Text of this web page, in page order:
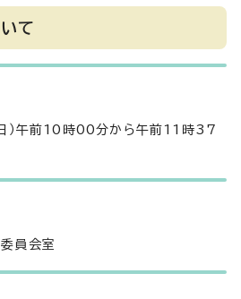
て
）午前10時00分から午前11時37
員会室